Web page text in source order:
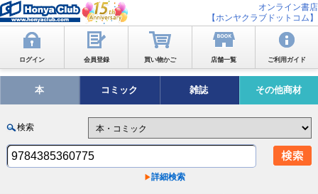
オンライン書店
【ホンヤクラブドットコム】
ログイン 会員登録 買い物かご 店舗一覧 ご利用ガイド
本 コミック 雑誌 その他商材
検索
詳細検索